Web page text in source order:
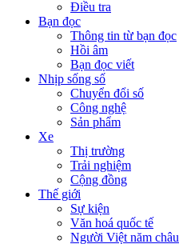
Điều tra
Bạn đọc
Thông tin từ bạn đọc
Hồi âm
Bạn đọc viết
Nhịp sống số
Chuyển đổi số
Công nghệ
Sản phẩm
Xe
Thị trường
Trải nghiệm
Cộng đồng
Thế giới
Sự kiện
Văn hoá quốc tế
Người Việt năm châu